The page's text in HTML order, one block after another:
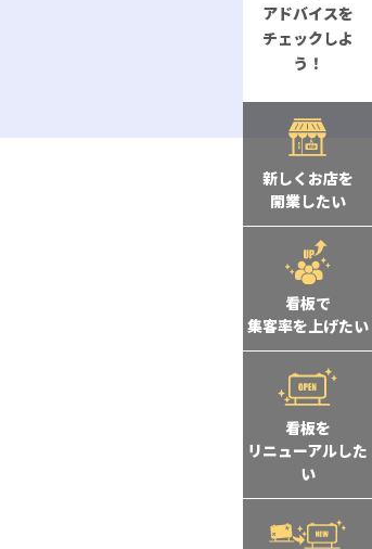
アドバイスを
チェックしよ
う！
新しくお店を
開業したい
看板で
集客率を上げたい
看板を
リニューアルした
い